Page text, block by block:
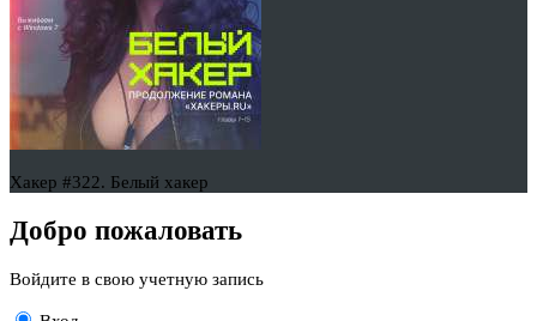
Хакер #322. Белый хакер
Добро пожаловать
Войдите в свою учетную запись